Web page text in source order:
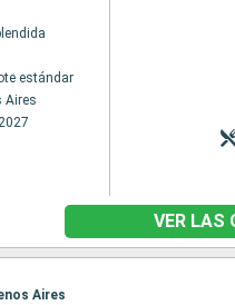
estándar
Aires
VER LAS
Aires